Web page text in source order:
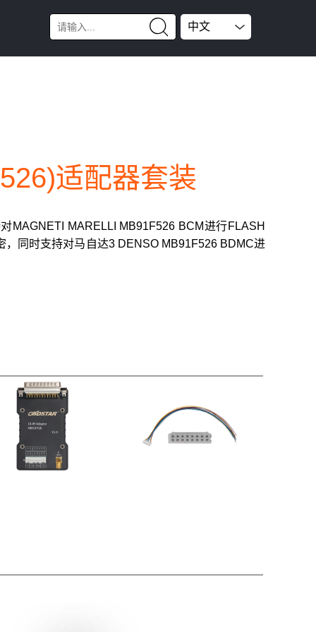
中文
适配器套装
MAGNETI MARELLI MB91F526 BCM进行FLASH
同时支持对马自达3 DENSO MB91F526 BDMC进